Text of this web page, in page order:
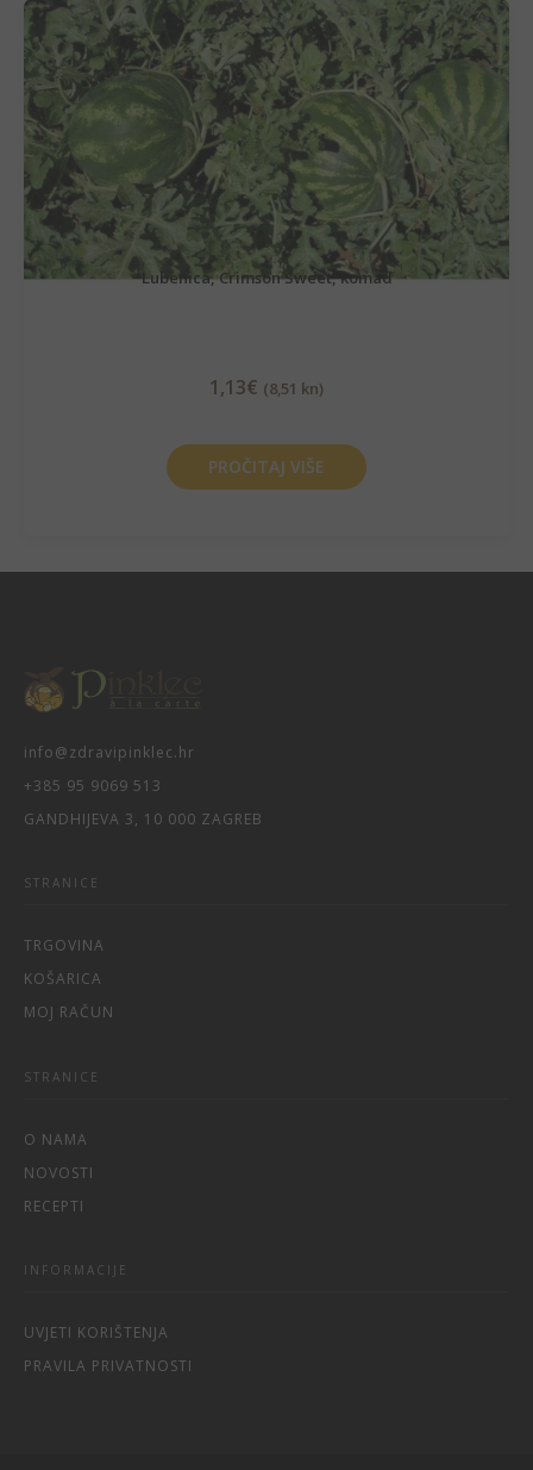
Lubenica, Crimson Sweet, komad
1,13€ (8,51 kn)
PROČITAJ VIŠE
info@zdravipinklec.hr
+385 95 9069 513
GANDHIJEVA 3, 10 000 ZAGREB
STRANICE
TRGOVINA
KOŠARICA
MOJ RAČUN
STRANICE
O NAMA
NOVOSTI
RECEPTI
INFORMACIJE
UVJETI KORIŠTENJA
PRAVILA PRIVATNOSTI